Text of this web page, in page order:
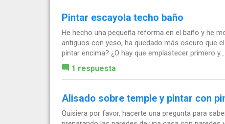
Pintar escayola techo baño
He hecho una pequeña reforma en el baño y he
antiguos con yeso, ha quedado más oscuro que
pintar encima? ¿O hay que emplastecer primero y...
1 respuesta
Alisado sobre temple y pintar con
Quisiera por favor, hacerte una pregunta para